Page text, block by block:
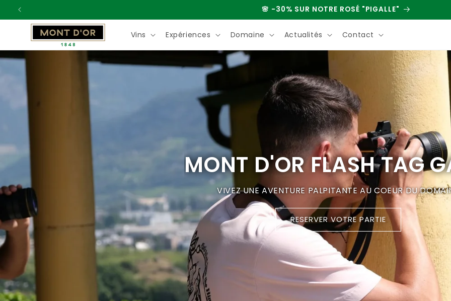
PASSER
AU
CONTENU
🌸 -30% SUR NOTRE ROSÉ "PIGALLE"
Vins Expériences Domaine Actualités Contact
MONT D'OR FLASH TAG
VIVEZ UNE AVENTURE PALPITANTE AU COEUR DU
RESERVER VOTRE PARTIE